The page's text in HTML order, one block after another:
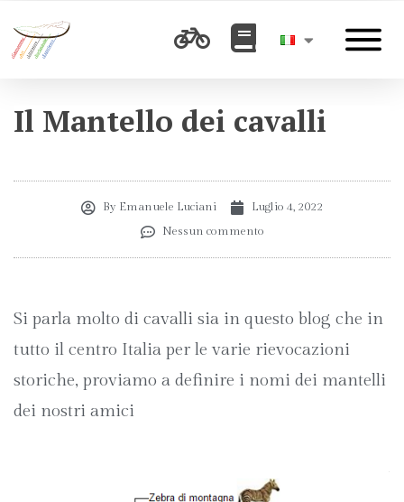
Il Mantello dei cavalli
By Emanuele Luciani
Luglio 4, 2022
Nessun commento
Si parla molto di cavalli sia in questo blog che in
tutto il centro Italia per le varie rievocazioni
storiche, proviamo a definire i nomi dei mantelli
dei nostri amici